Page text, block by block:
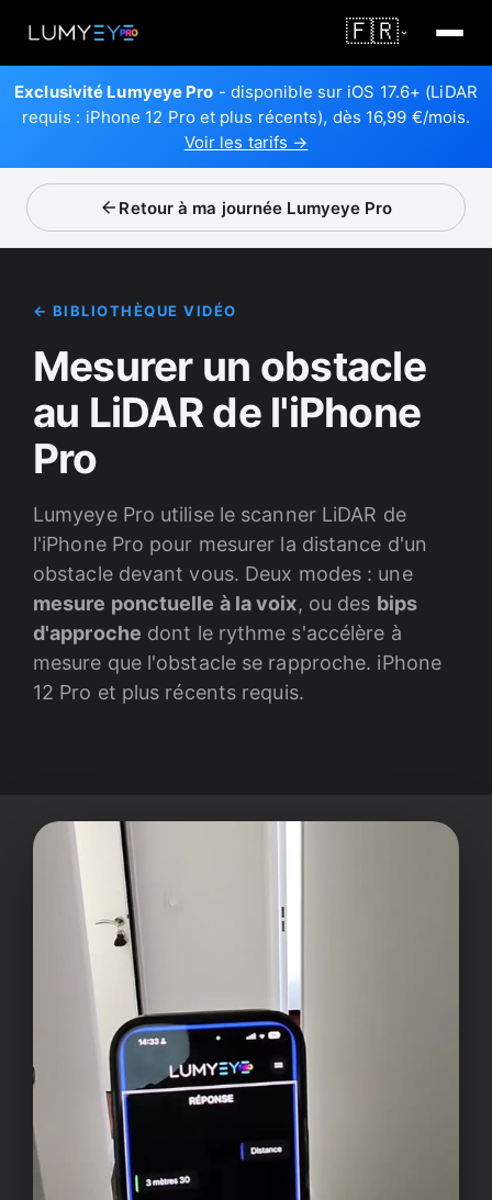
🇫🇷
Exclusivité Lumyeye Pro - disponible sur iOS 17.6+ (LiDAR
requis : iPhone 12 Pro et plus récents), dès 16,99 €/mois.
Voir les tarifs →
Retour à ma journée Lumyeye Pro
← BIBLIOTHÈQUE VIDÉO
Mesurer un obstacle
au LiDAR de l'iPhone
Pro
Lumyeye Pro utilise le scanner LiDAR de
l'iPhone Pro pour mesurer la distance d'un
obstacle devant vous. Deux modes : une
mesure ponctuelle à la voix, ou des bips
d'approche dont le rythme s'accélère à
mesure que l'obstacle se rapproche. iPhone
12 Pro et plus récents requis.